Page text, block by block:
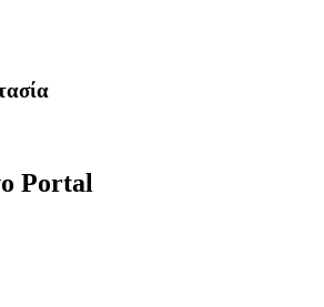
Portal